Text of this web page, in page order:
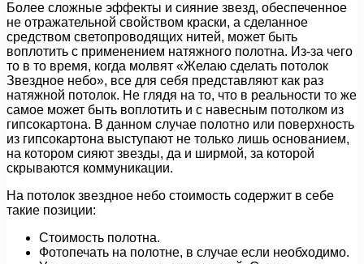
Более сложные эффекты и сияние звезд, обеспеченное
не отражательной свойством краски, а сделанное
средством светопроводящих нитей, может быть
воплотить с применением натяжного полотна. Из-за чего
то в то время, когда молвят «Желаю сделать потолок
Звездное небо», все для себя представляют как раз
натяжной потолок. Не глядя на то, что в реальности то же
самое может быть воплотить и с навесным потолком из
гипсокартона. В данном случае полотно или поверхность
из гипсокартона выступают не только лишь основанием,
на котором сияют звезды, да и ширмой, за которой
скрываются коммуникации.
На потолок звездное небо стоимость содержит в себе
такие позиции:
Стоимость полотна.
Фотопечать на полотне, в случае если необходимо.